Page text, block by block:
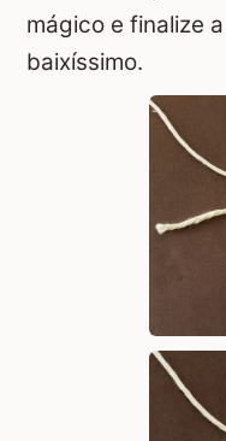
mágico e finalize
baixíssimo.